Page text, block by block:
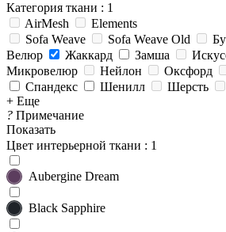
Категория ткани : 1
AirMesh
Elements
Sofa Weave
Sofa Weave Old
Велюр
Жаккард Замша
Микровелюр
Нейлон Оксфорд
Спандекс
Шенилл Шерсть
+ Еще
? Примечание
Показать
Цвет интерьерной ткани : 1
Aubergine Dream
Black Sapphire